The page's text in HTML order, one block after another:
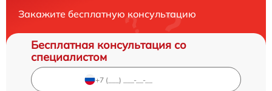
Закажите бесплатную консультацию
Бесплатная консультация со
специалистом